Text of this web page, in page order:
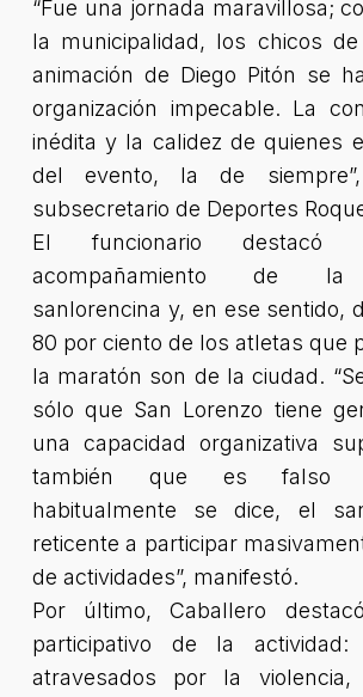
“Fue una jornada maravillosa;
la municipalidad, los chicos
animación de Diego Pitón se
organización impecable. La
inédita y la calidez de quienes
del evento, la de
subsecretario de Deportes
El funcionario destacó
acompañamiento de la
sanlorencina y, en ese sentido,
80 por ciento de los atletas que
la maratón son de la ciudad.
sólo que San Lorenzo tiene
una capacidad organizativa
también que es falso
habitualmente se dice, el
reticente a participar
de actividades”, manifestó.
Por último, Caballero
participativo de la actividad:
atravesados por la violencia,